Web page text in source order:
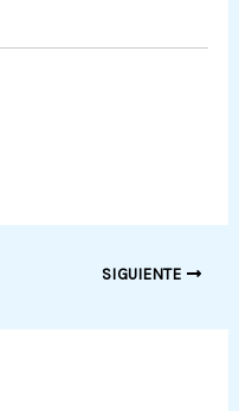
SIGUIENTE